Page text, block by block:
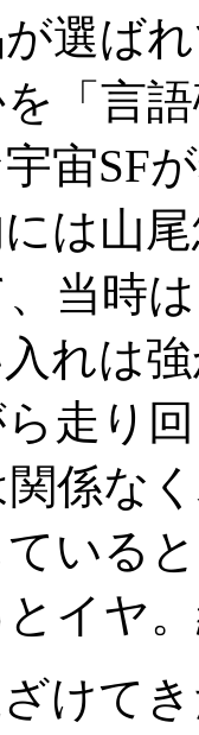
選ば
「言
宙SF
は山
当時
れは
走り
係な
いる
イヤ
けてき